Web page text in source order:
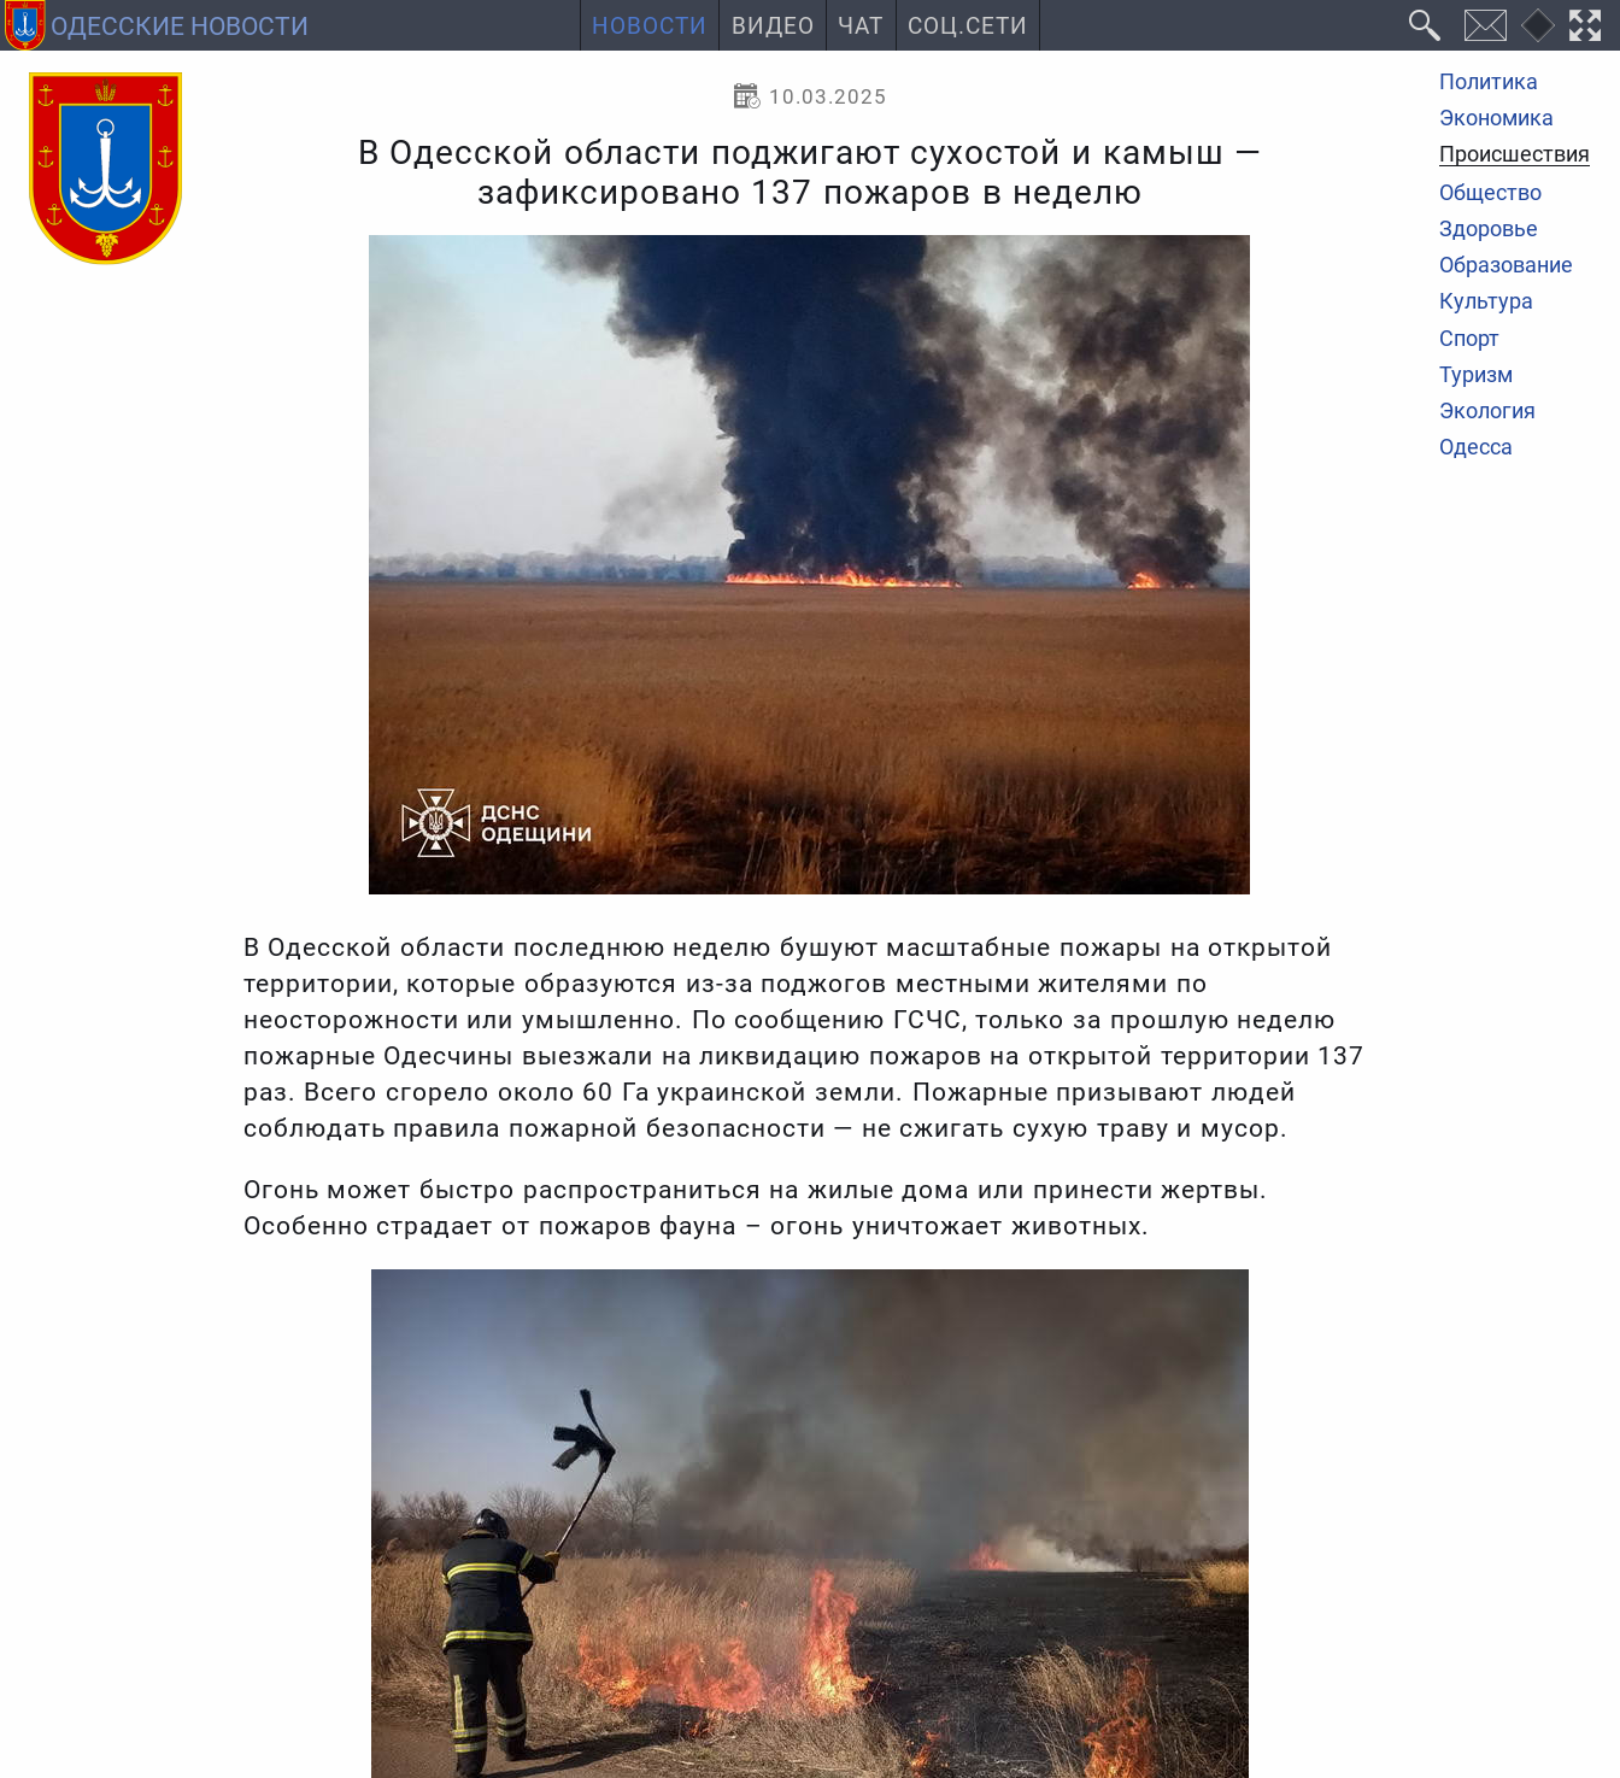
ОДЕССКИЕ НОВОСТИ НОВОСТИ ВИДЕО ЧАТ СОЦ.СЕТИ
Политика
Экономика
Происшествия
Общество
Здоровье
Образование
Культура
Спорт
Туризм
Экология
Одесса
10.03.2025
В Одесской области поджигают сухостой и камыш —
зафиксировано 137 пожаров в неделю
В Одесской области последнюю неделю бушуют масштабные пожары на открытой
территории, которые образуются из-за поджогов местными жителями по
неосторожности или умышленно. По сообщению ГСЧС, только за прошлую неделю
пожарные Одесчины выезжали на ликвидацию пожаров на открытой территории 137
раз. Всего сгорело около 60 Га украинской земли. Пожарные призывают людей
соблюдать правила пожарной безопасности — не сжигать сухую траву и мусор.
Огонь может быстро распространиться на жилые дома или принести жертвы.
Особенно страдает от пожаров фауна – огонь уничтожает животных.